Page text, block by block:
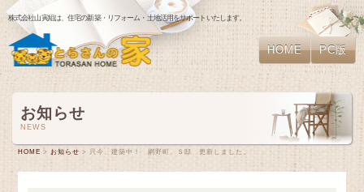
株式会社山寅組は、住宅の新築・リフォーム・土地活用をサポートいたします。
HOME PC版
お知らせ
NEWS
HOME > お知らせ > 只今、建築中！ 網野町、Ｓ邸 更新しました。